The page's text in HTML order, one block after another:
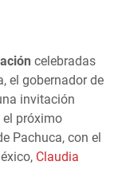
celebradas
el gobernador de
invitación
el próximo
Pachuca, con el
Claudia